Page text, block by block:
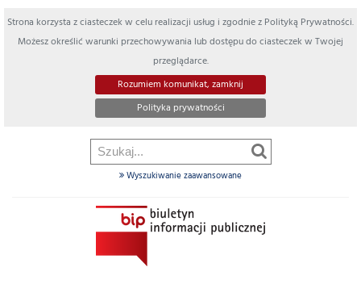
Strona korzysta z ciasteczek w celu realizacji usług i zgodnie z Polityką Prywatności.
Możesz określić warunki przechowywania lub dostępu do ciasteczek w Twojej
przeglądarce.
Rozumiem komunikat, zamknij
Polityka prywatności
Wyszukiwanie zaawansowane